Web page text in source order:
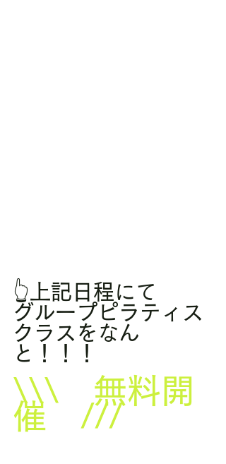
👆上記日程にて
グループピラティス
クラスをなん
と！！！
\\\　無料開
催　///